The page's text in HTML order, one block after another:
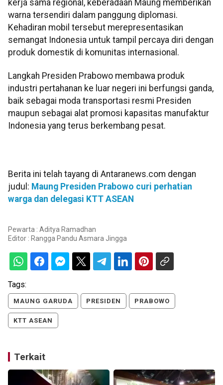
kerja sama regional, keberadaan Maung memberikan
warna tersendiri dalam panggung diplomasi.
Kehadiran mobil tersebut merepresentasikan
semangat Indonesia untuk tampil percaya diri dengan
produk domestik di komunitas internasional.
Langkah Presiden Prabowo membawa produk
industri pertahanan ke luar negeri ini berfungsi ganda,
baik sebagai moda transportasi resmi Presiden
maupun sebagai alat promosi kapasitas manufaktur
Indonesia yang terus berkembang pesat.
Berita ini telah tayang di Antaranews.com dengan
judul: Maung Presiden Prabowo curi perhatian
warga dan delegasi KTT ASEAN
Pewarta : Aditya Ramadhan
Editor : Rangga Pandu Asmara Jingga
Tags:
MAUNG GARUDA PRESIDEN PRABOWO
KTT ASEAN
Terkait